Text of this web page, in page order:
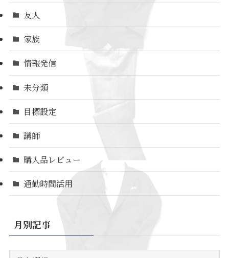
友人
家族
情報発信
未分類
目標設定
講師
購入品レビュー
通勤時間活用
月別記事